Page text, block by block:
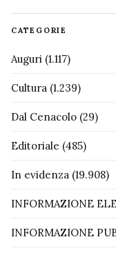
CATEGORIE
Auguri (1.117)
Cultura (1.239)
Dal Cenacolo (29)
Editoriale (485)
In evidenza (19.908)
INFORMAZIONE
INFORMAZIONE